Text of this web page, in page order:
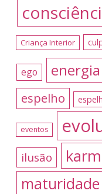
Criança Interior
ego energia
espelho
eventos
ilusão
maturidade